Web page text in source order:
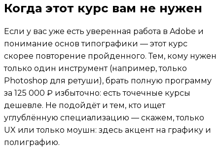
Когда этот курс вам не нужен
Если у вас уже есть уверенная работа в Adobe и
понимание основ типографики — этот курс
скорее повторение пройденного. Тем, кому нужен
только один инструмент (например, только
Photoshop для ретуши), брать полную программу
за 125 000 ₽ избыточно: есть точечные курсы
дешевле. Не подойдёт и тем, кто ищет
углублённую специализацию — скажем, только
UX или только моушн: здесь акцент на графику и
полиграфию.